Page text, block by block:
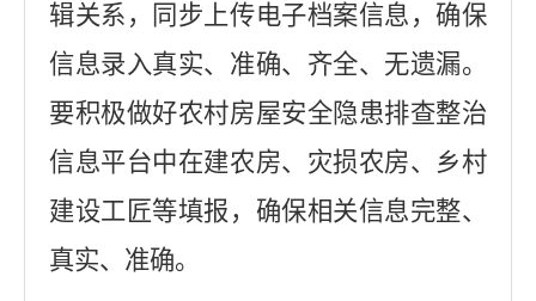
辑关系，同步上传电子档案信息，确保
信息录入真实、准确、齐全、无遗漏。
要积极做好农村房屋安全隐患排查整治
信息平台中在建农房、灾损农房、乡村
建设工匠等填报，确保相关信息完整、
真实、准确。